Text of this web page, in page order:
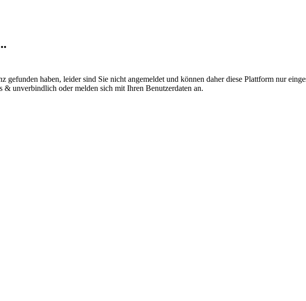
gefunden haben, leider sind Sie nicht angemeldet und können daher diese Plattform nur
& unverbindlich oder melden sich mit Ihren Benutzerdaten an.